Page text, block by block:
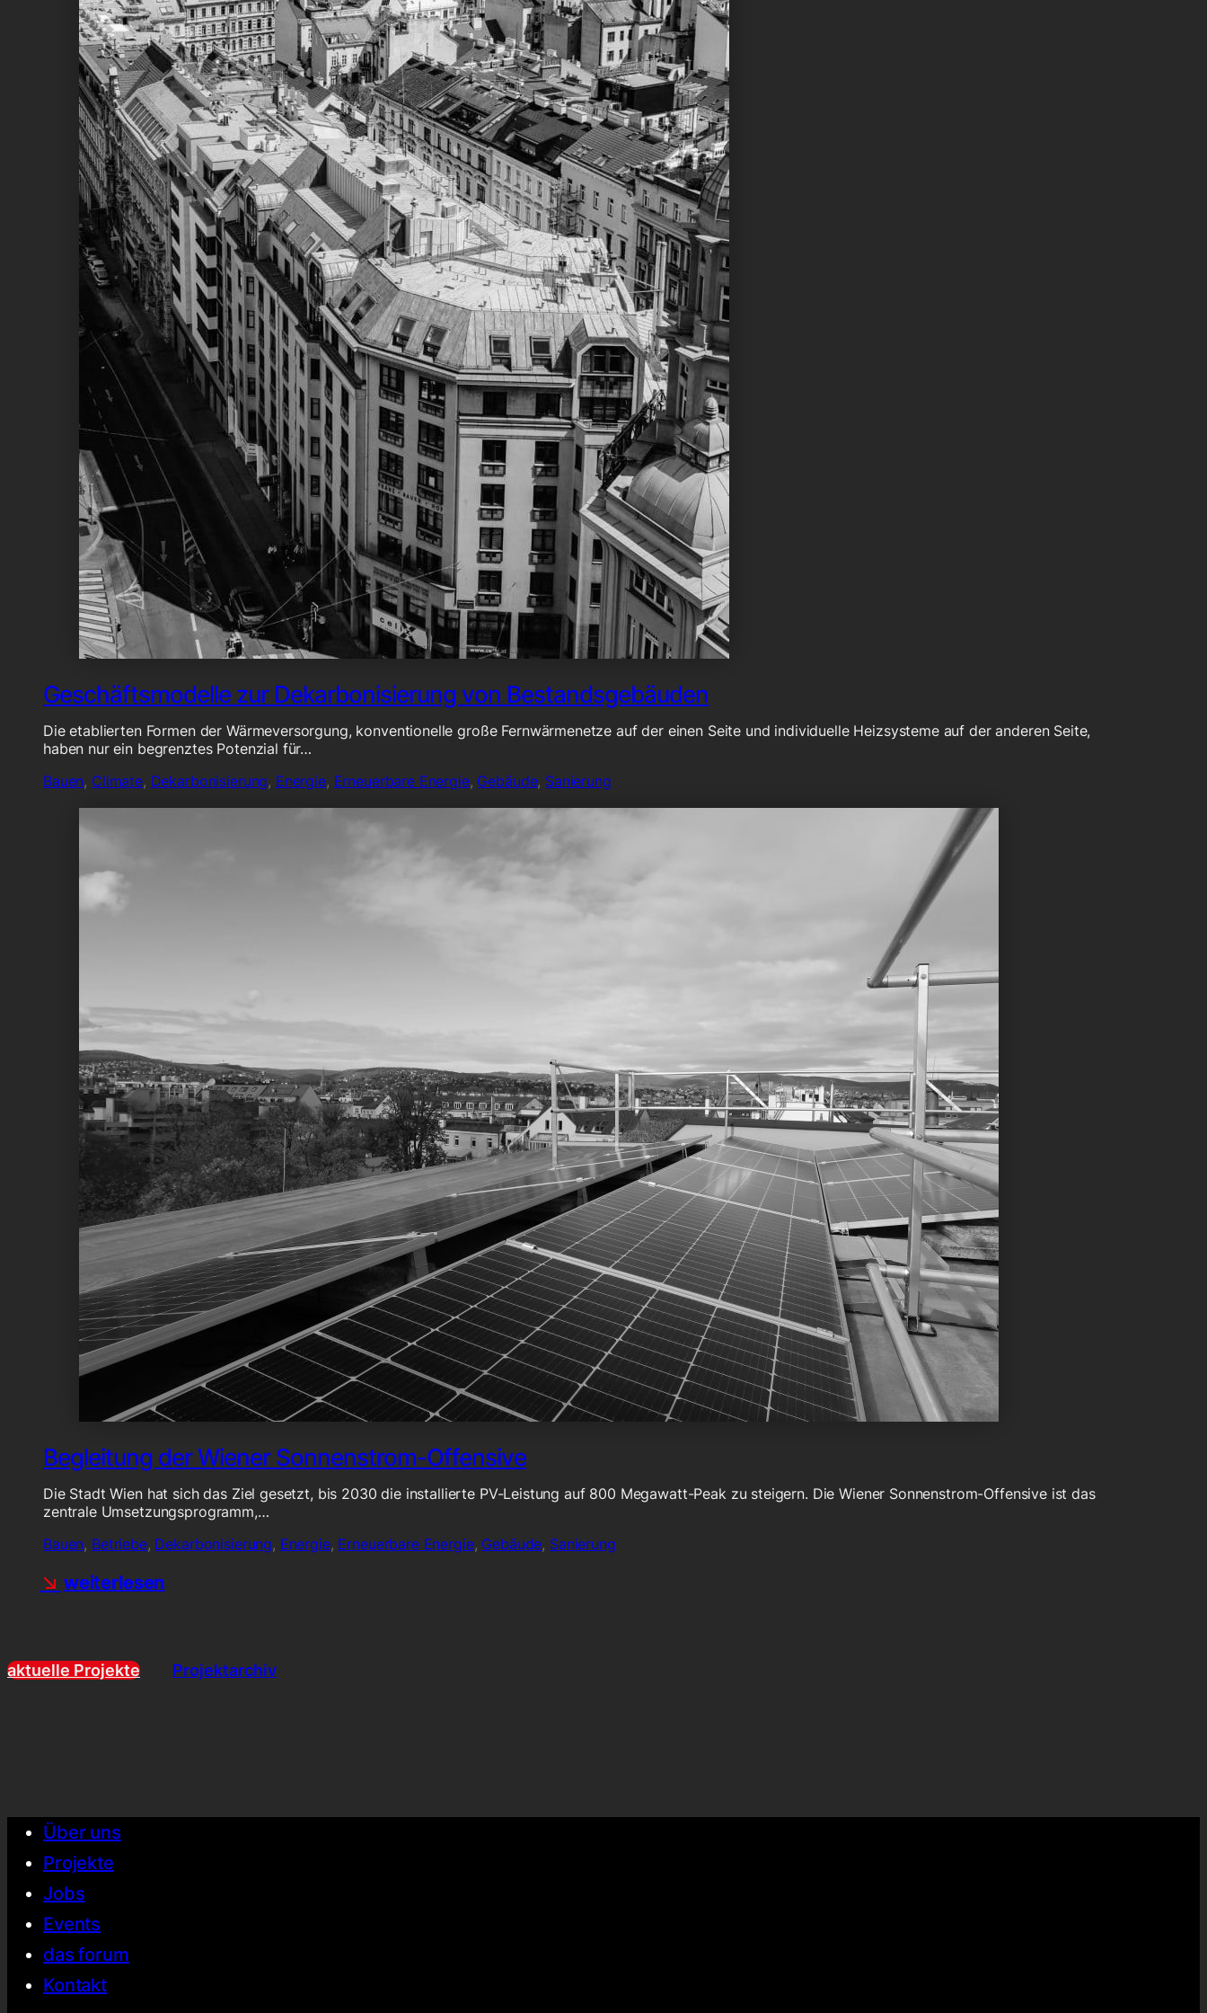
Geschäftsmodelle zur Dekarbonisierung von Bestandsgebäuden
Die etablierten Formen der Wärmeversorgung, konventionelle große Fernwärmenetze auf der einen Seite und individuelle Heizsysteme auf der anderen Seite,
haben nur ein begrenztes Potenzial für…
Bauen, Climate, Dekarbonisierung, Energie, Erneuerbare Energie, Gebäude, Sanierung
weiterlesen
Begleitung der Wiener Sonnenstrom-Offensive
Die Stadt Wien hat sich das Ziel gesetzt, bis 2030 die installierte PV-Leistung auf 800 Megawatt-Peak zu steigern. Die Wiener Sonnenstrom-Offensive ist das
zentrale Umsetzungsprogramm,…
Bauen, Betriebe, Dekarbonisierung, Energie, Erneuerbare Energie, Gebäude, Sanierung
weiterlesen
aktuelle Projekte Projektarchiv
Über uns
Projekte
Jobs
Events
das forum
Kontakt